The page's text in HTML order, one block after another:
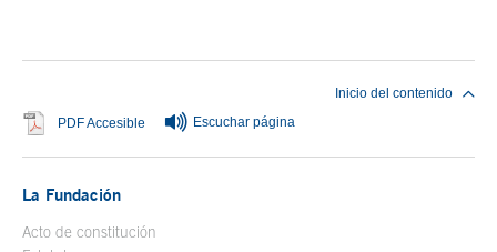
PDF Accesible Se abre en ventana nueva
Escuchar página
Inicio del contenido
La Fundación
Acto de constitución